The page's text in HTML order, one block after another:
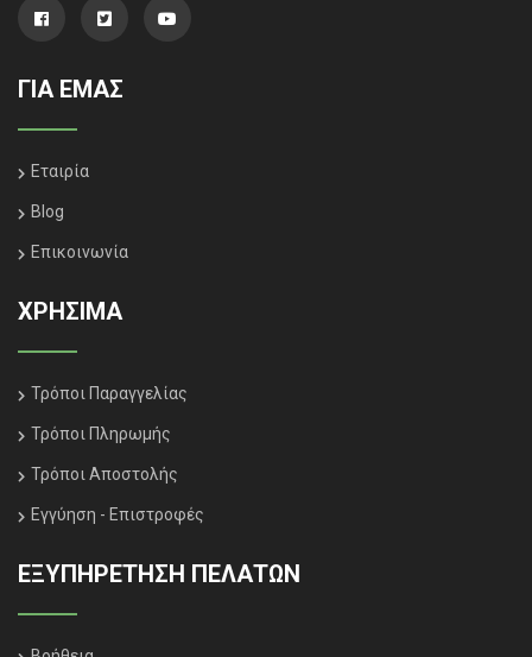
ΓΙΑ ΕΜΑΣ
Εταιρία
Blog
Επικοινωνία
ΧΡΗΣΙΜΑ
Τρόποι Παραγγελίας
Τρόποι Πληρωμής
Τρόποι Αποστολής
Εγγύηση - Επιστροφές
ΕΞΥΠΗΡΈΤΗΣΗ ΠΕΛΑΤΏΝ